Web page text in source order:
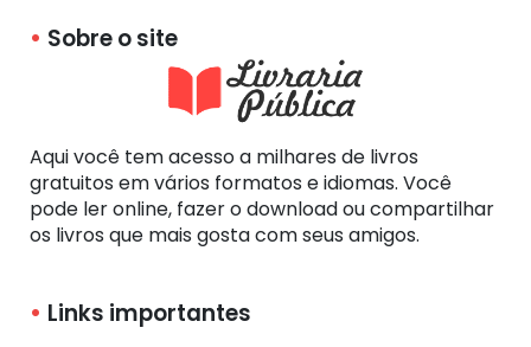
Sobre o site
Aqui você tem acesso a milhares de livros
gratuitos em vários formatos e idiomas. Você
pode ler online, fazer o download ou compartilhar
os livros que mais gosta com seus amigos.
Links importantes